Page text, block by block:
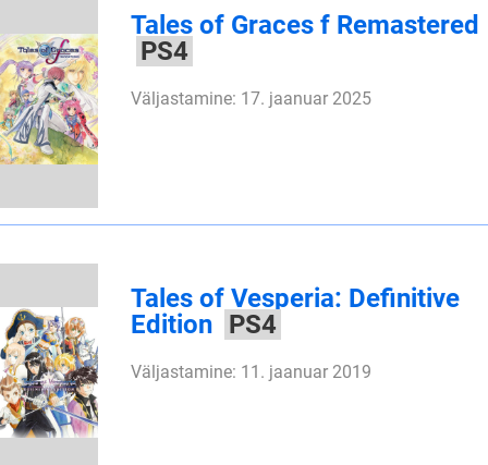
Tales of Graces f Remastered
PS4
Väljastamine: 17. jaanuar 2025
Tales of Vesperia: Definitive
Edition PS4
Väljastamine: 11. jaanuar 2019